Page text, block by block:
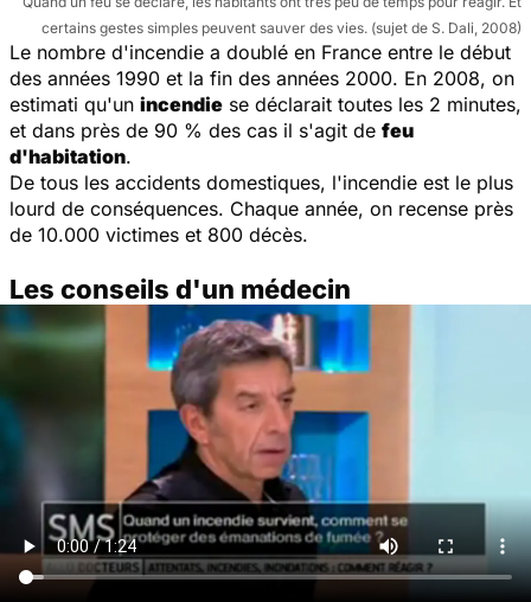
certains gestes simples peuvent sauver des vies. (sujet de S. Dali, 2008)
Le nombre d'incendie a doublé en France entre le début
des années 1990 et la fin des années 2000. En 2008, on
estimati qu'un incendie se déclarait toutes les 2 minutes,
et dans près de 90 % des cas il s'agit de feu
d'habitation.
De tous les accidents domestiques, l'incendie est le plus
lourd de conséquences. Chaque année, on recense près
de 10.000 victimes et 800 décès.
Les conseils d'un médecin